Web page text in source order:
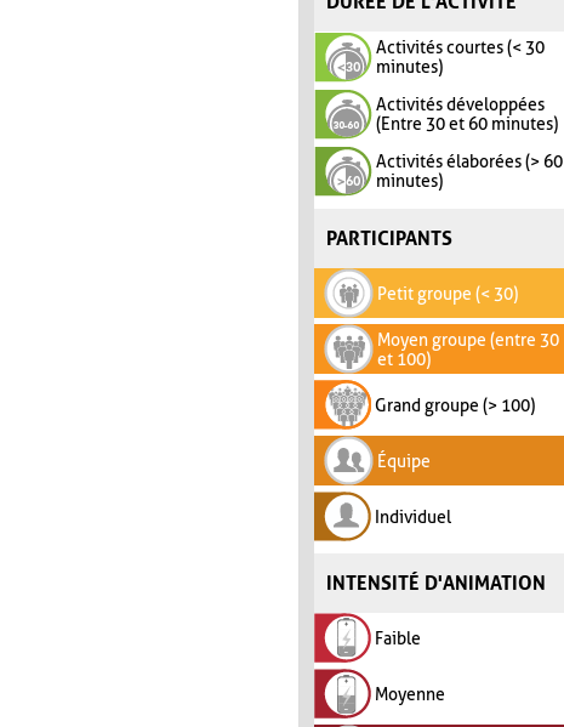
Activités courtes (< 30
minutes)
Activités développées
(Entre 30 et 60 minutes)
Activités élaborées (> 60
minutes)
PARTICIPANTS
Petit groupe (< 30)
Moyen groupe (entre 30
et 100)
Grand groupe (> 100)
Équipe
Individuel
INTENSITÉ D'ANIMATION
Faible
Moyenne